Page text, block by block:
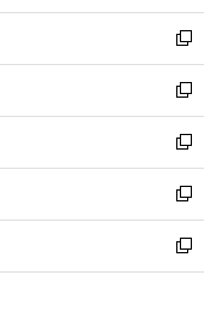
開
く
ウ
で
開
く
ン
ド
ウ
で
開
く
ウ
ィ
ン
ド
ウ
で
開
く
新
し
い
ウ
ィ
ン
ド
ウ
で
開
新
し
い
ウ
ィ
ン
ド
ウ
新
し
い
ウ
ィ
ン
新
し
い
ウ
新
し